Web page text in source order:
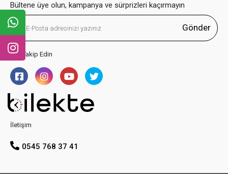
Bültene üye olun, kampanya ve sürprizleri kaçırmayın
Gönder
Bizi Takip Edin
İletişim
0545 768 37 41